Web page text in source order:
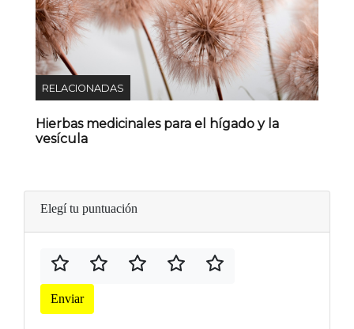
RELACIONADAS
Hierbas medicinales para el hígado y la
vesícula
Elegí tu puntuación
Enviar